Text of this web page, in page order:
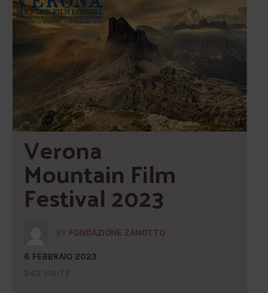
Verona
Mountain Film
Festival 2023
FONDAZIONE ZANOTTO
6 FEBBRAIO 2023